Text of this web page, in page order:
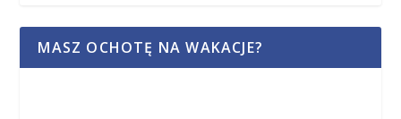
MASZ OCHOTĘ NA WAKACJE?